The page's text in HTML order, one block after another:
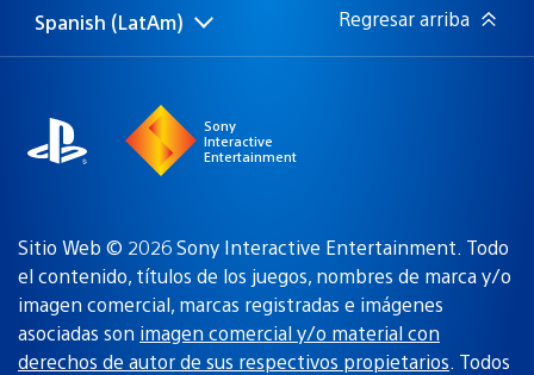
Elige
una
Región
actual:
Spanish (LatAm) Regresar arriba
Sony
Interactive
Entertainment
Sitio Web © 2026 Sony Interactive Entertainment. Todo
el contenido, títulos de los juegos, nombres de marca y/o
imagen comercial, marcas registradas e imágenes
asociadas son imagen comercial y/o material con
derechos de autor de sus respectivos propietarios. Todos